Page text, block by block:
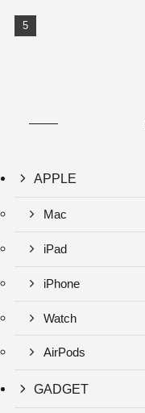
APPLE
Mac
iPad
iPhone
Watch
AirPods
GADGET